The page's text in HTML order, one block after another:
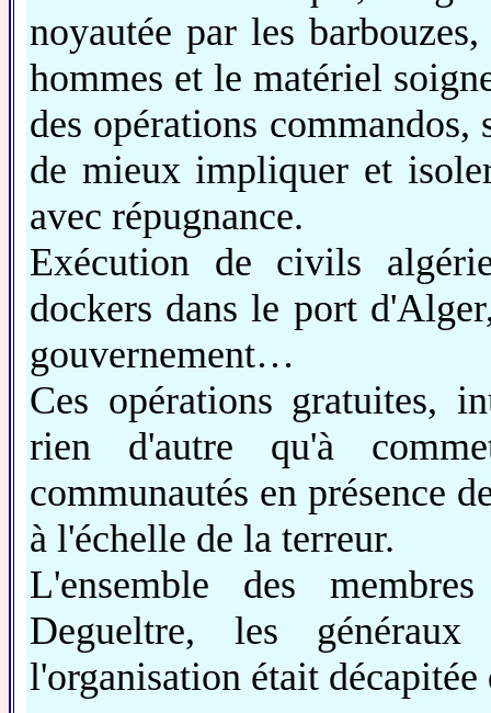
noyautée par les
hommes et le matériel
des opérations commandos,
de mieux impliquer et
avec répugnance.
Exécution de civils
dockers dans le port
gouvernement…
Ces opérations gratuites,
rien d'autre qu'à
communautés en présence
à l'échelle de la terreur.
L'ensemble des
Degueltre, les
l'organisation était décapitée